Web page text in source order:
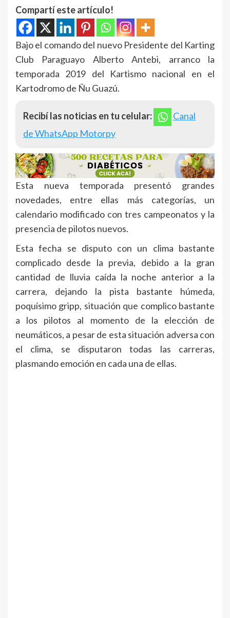
Compartí este artículo!
Bajo el comando del nuevo Presidente del Karting
Club Paraguayo Alberto Antebi, arranco la
temporada 2019 del Kartismo nacional en el
Kartodromo de Ñu Guazú.
Recibí las noticias en tu celular:
Canal
de WhatsApp Motorpy
Esta nueva temporada presentó grandes
novedades, entre ellas más categorías, un
calendario modificado con tres campeonatos y la
presencia de pilotos nuevos.
Esta fecha se disputo con un clima bastante
complicado desde la previa, debido a la gran
cantidad de lluvia caída la noche anterior a la
carrera, dejando la pista bastante húmeda,
poquísimo gripp, situación que complico bastante
a los pilotos al momento de la elección de
neumáticos, a pesar de esta situación adversa con
el clima, se disputaron todas las carreras,
plasmando emoción en cada una de ellas.